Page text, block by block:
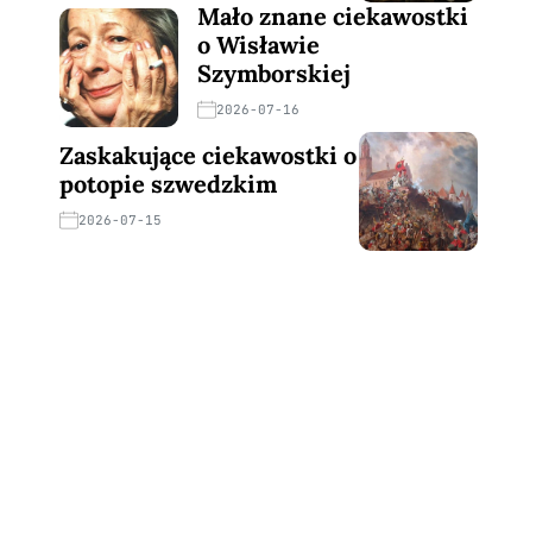
Mało znane ciekawostki
o Wisławie
Szymborskiej
2026-07-16
Zaskakujące ciekawostki o
potopie szwedzkim
2026-07-15